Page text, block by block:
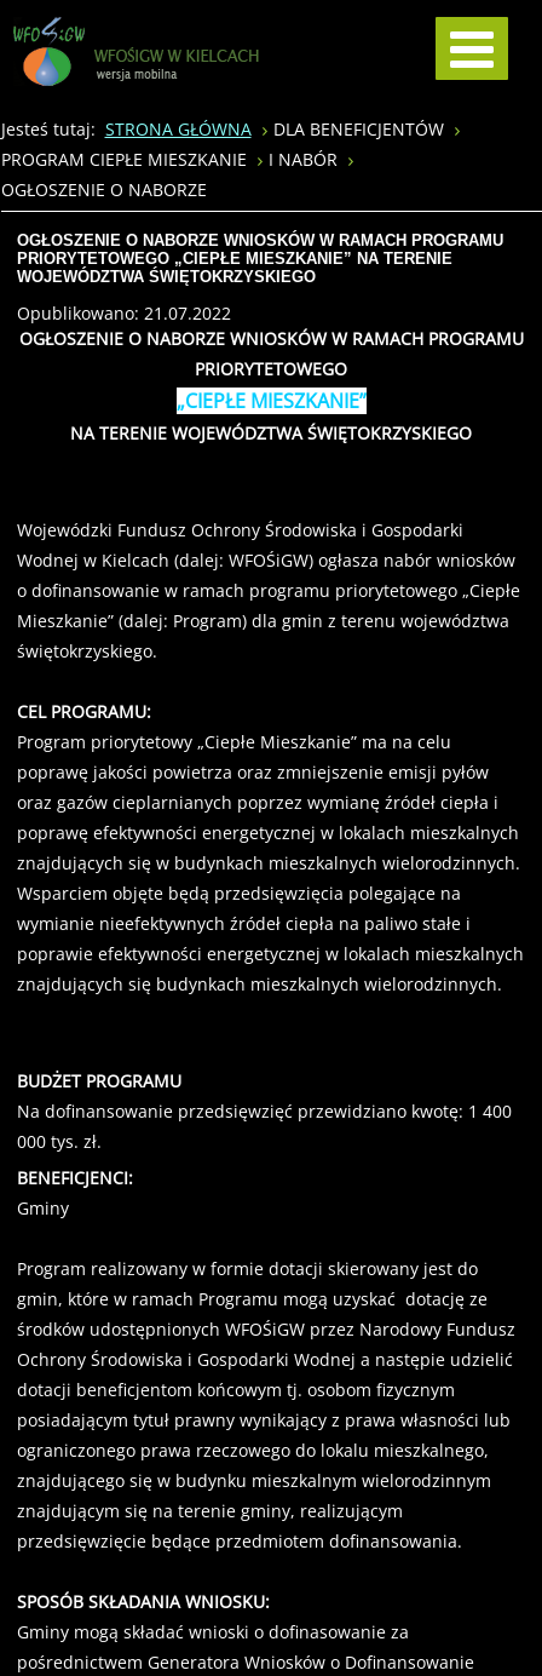
Jesteś tutaj: STRONA GŁÓWNA
DLA BENEFICJENTÓW
PROGRAM CIEPŁE MIESZKANIE
I NABÓR
OGŁOSZENIE O NABORZE
OGŁOSZENIE O NABORZE WNIOSKÓW W RAMACH PROGRAMU
PRIORYTETOWEGO „CIEPŁE MIESZKANIE” NA TERENIE
WOJEWÓDZTWA ŚWIĘTOKRZYSKIEGO
Opublikowano: 21.07.2022
OGŁOSZENIE O NABORZE WNIOSKÓW W RAMACH PROGRAMU
PRIORYTETOWEGO
„CIEPŁE MIESZKANIE”
NA TERENIE WOJEWÓDZTWA ŚWIĘTOKRZYSKIEGO
Wojewódzki Fundusz Ochrony Środowiska i Gospodarki
Wodnej w Kielcach (dalej: WFOŚiGW) ogłasza nabór wniosków
o dofinansowanie w ramach programu priorytetowego „Ciepłe
Mieszkanie” (dalej: Program) dla gmin z terenu województwa
świętokrzyskiego.
CEL PROGRAMU:
Program priorytetowy „Ciepłe Mieszkanie” ma na celu
poprawę jakości powietrza oraz zmniejszenie emisji pyłów
oraz gazów cieplarnianych poprzez wymianę źródeł ciepła i
poprawę efektywności energetycznej w lokalach mieszkalnych
znajdujących się w budynkach mieszkalnych wielorodzinnych.
Wsparciem objęte będą przedsięwzięcia polegające na
wymianie nieefektywnych źródeł ciepła na paliwo stałe i
poprawie efektywności energetycznej w lokalach mieszkalnych
znajdujących się budynkach mieszkalnych wielorodzinnych.
BUDŻET PROGRAMU
Na dofinansowanie przedsięwzięć przewidziano kwotę: 1 400
000 tys. zł.
BENEFICJENCI:
Gminy
Program realizowany w formie dotacji skierowany jest do
gmin, które w ramach Programu mogą uzyskać dotację ze
środków udostępnionych WFOŚiGW przez Narodowy Fundusz
Ochrony Środowiska i Gospodarki Wodnej a następie udzielić
dotacji beneficjentom końcowym tj. osobom fizycznym
posiadającym tytuł prawny wynikający z prawa własności lub
ograniczonego prawa rzeczowego do lokalu mieszkalnego,
znajdującego się w budynku mieszkalnym wielorodzinnym
znajdującym się na terenie gminy, realizującym
przedsięwzięcie będące przedmiotem dofinansowania.
SPOSÓB SKŁADANIA WNIOSKU:
Gminy mogą składać wnioski o dofinasowanie za
pośrednictwem Generatora Wniosków o Dofinansowanie